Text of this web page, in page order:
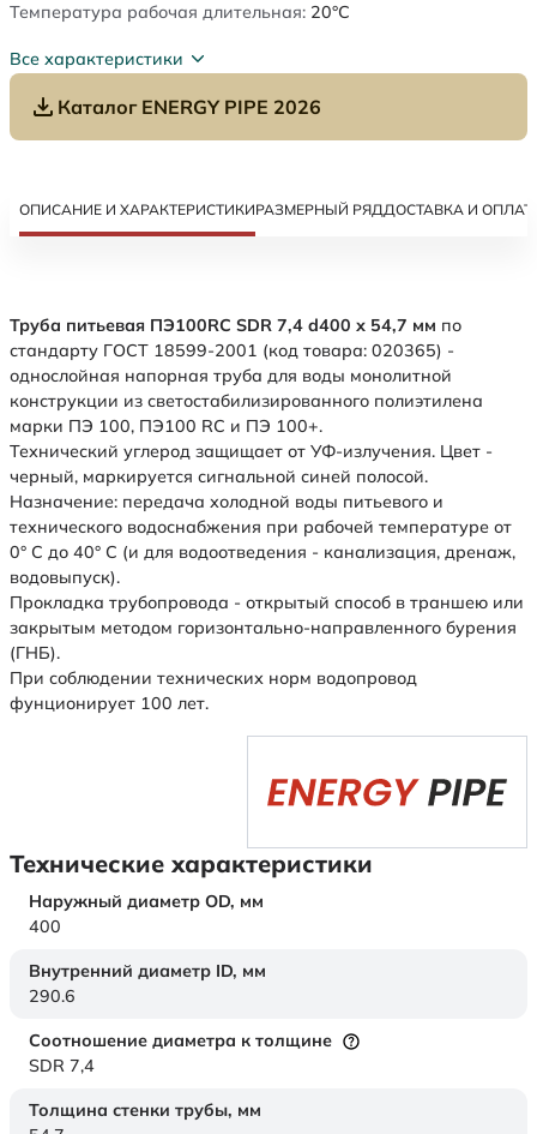
Температура рабочая длительная: 20°C
Все характеристики
Каталог ENERGY PIPE 2026
ОПИСАНИЕ И ХАРАКТЕРИСТИКИРАЗМЕРНЫЙ РЯДДОСТАВКА И
Труба питьевая ПЭ100RC SDR 7,4 d400 х 54,7 мм по
стандарту ГОСТ 18599-2001 (код товара: 020365) -
однослойная напорная труба для воды монолитной
конструкции из светостабилизированного полиэтилена
марки ПЭ 100, ПЭ100 RC и ПЭ 100+.
Технический углерод защищает от УФ-излучения. Цвет -
черный, маркируется сигнальной синей полосой.
Назначение: передача холодной воды питьевого и
технического водоснабжения при рабочей температуре от
0° С до 40° С (и для водоотведения - канализация, дренаж,
водовыпуск).
Прокладка трубопровода - открытый способ в траншею или
закрытым методом горизонтально-направленного бурения
(ГНБ).
При соблюдении технических норм водопровод
фунционирует 100 лет.
Технические характеристики
Наружный диаметр OD, мм
400
Внутренний диаметр ID, мм
290.6
Соотношение диаметра к толщине
SDR 7,4
Толщина стенки трубы, мм